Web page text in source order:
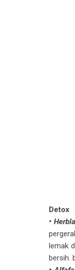
Detox
•
lemak
bersih.